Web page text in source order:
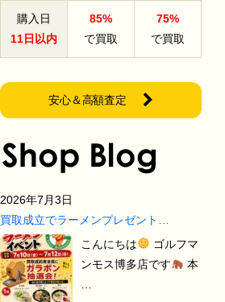
購入日
11日以内
85%
で買取
75%
で買取
安心＆高額査定
2026年7月3日
買取成立でラーメンプレゼント…
こんにちは
ゴルフマ
ンモス博多店です
本